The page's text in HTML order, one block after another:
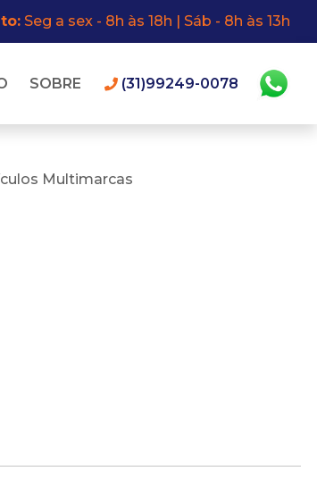
Seg a sex - 8h às 18h | Sáb - 8h às 13h
SOBRE (31)99249-0078
Multimarcas